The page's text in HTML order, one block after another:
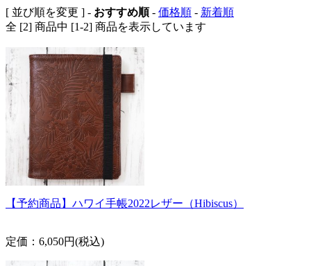
[ 並び順を変更 ] - おすすめ順- 価格順 - 新着順
全 [2] 商品中 [1-2] 商品を表示しています
【予約商品】ハワイ手帳2022レザー（Hibiscus）
定価：6,050円(税込)